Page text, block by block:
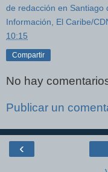
de redacción en Santiago
Información, El Caribe/
10:15
Compartir
No hay
Publicar un
‹